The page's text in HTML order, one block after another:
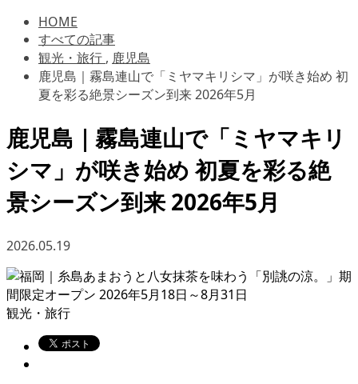
HOME
すべての記事
観光・旅行 , 鹿児島
鹿児島｜霧島連山で「ミヤマキリシマ」が咲き始め 初
夏を彩る絶景シーズン到来 2026年5月
鹿児島｜霧島連山で「ミヤマキリ
シマ」が咲き始め 初夏を彩る絶
景シーズン到来 2026年5月
2026.05.19
観光・旅行